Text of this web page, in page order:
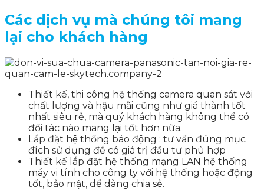
Các dịch vụ mà chúng tôi mang
lại cho khách hàng
Thiết kế, thi công hệ thống camera quan sát với
chất lượng và hậu mãi cũng như giá thành tốt
nhất siêu rẻ, mà quý khách hàng không thể có
đối tác nào mang lại tốt hơn nữa.
Lắp đặt hệ thống báo động : tư vấn đúng mục
đích sử dụng để có giá trị đầu tư phù hợp
Thiết kế lắp đặt hệ thống mạng LAN hệ thống
máy vi tính cho công ty với hệ thống hoặc động
tốt, bảo mật, dể dàng chia sẻ.